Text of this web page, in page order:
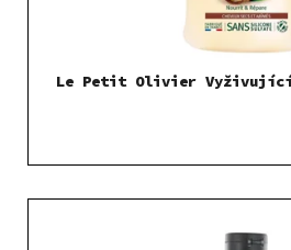
Le Petit Olivier Vyživující